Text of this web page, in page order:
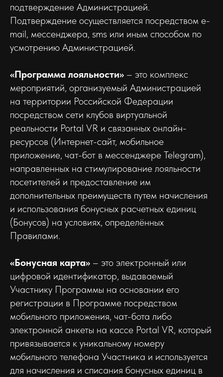
подтверждение Администрацией.
Подтверждение осуществляется посредством e-
mail, мессенджера, sms или иным способом по
усмотрению Администрацией.
«Программа лояльности» – это комплекс
мероприятий, организуемый Администрацией
на территории Российской Федерации
посредством сети клубов виртуальной
реальности Portal VR и связанных онлайн-
ресурсов (Интернет-сайт, мобильное
приложение, чат-бот в мессенджере Telegram),
направленных на стимулирование лояльности
посетителей и предоставление им
дополнительных преимуществ путем начисления
и использования бонусных расчетных единиц
(Бонусов) на условиях, определённых
Правилами.
«Бонусная карта» – это электронный или
цифровой идентификатор, выдаваемый
Участнику Программы на основании его
регистрации в Программе посредством
мобильного приложения, чат-бота либо
электронной анкеты на кассе Portal VR, который
привязывается к уникальному номеру
мобильного телефона Участника и используется
для начисления и списания бонусных единиц в